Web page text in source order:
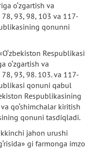
o‘zgartish va
78, 93, 98, 103 va 117-
qonunni
Respublikasi
o‘zgartish va
78, 93, 98. 103. va 117-
qonuni qabul
Respublikasining
qo‘shimchalar kiritish
qonuni tasdiqladi.
jahon urushi
gi farmonga imzo